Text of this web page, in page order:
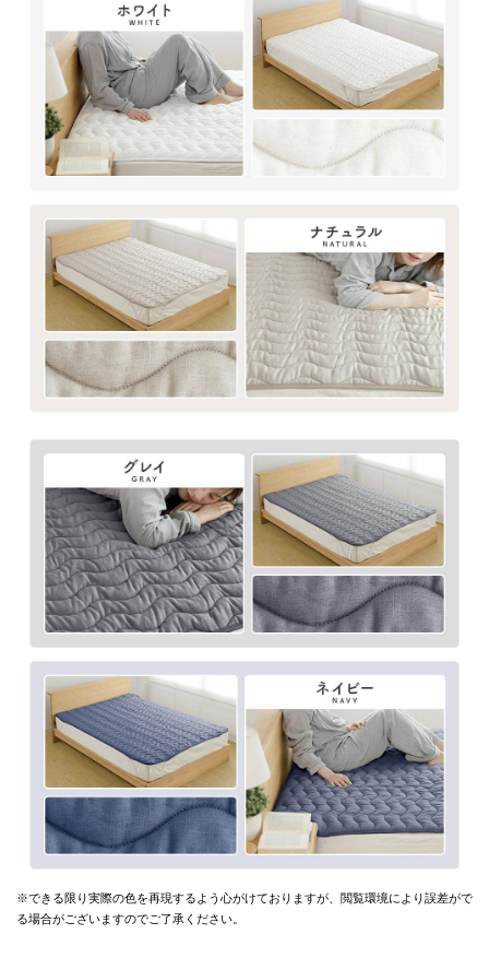
※できる限り実際の色を再現するよう心がけておりますが、 閲覧環境により誤差がで
る場合がございますのでご了承ください。